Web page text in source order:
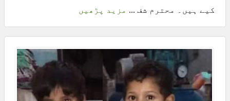
کیے ہیں۔ محترم شف ... مزید پڑھیں